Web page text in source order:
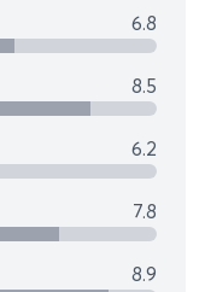
6.8
8.5
6.2
7.8
8.9